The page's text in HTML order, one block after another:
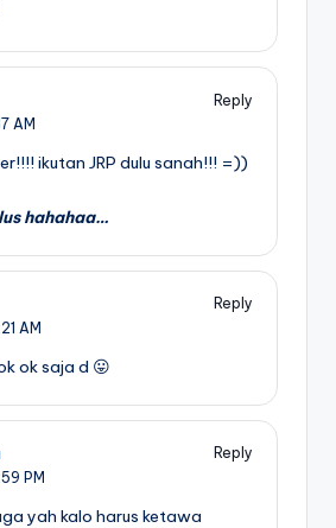
Reply
AM
ikutan JRP dulu sanah!!! =))
hahahaa…
Reply
AM
ok saja d 😛
Reply
PM
yah kalo harus ketawa